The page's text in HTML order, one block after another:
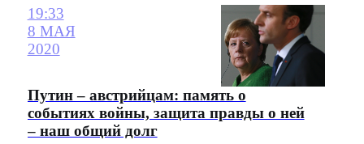
19:33
8 МАЯ
2020
Путин – австрийцам: память о
событиях войны, защита правды о ней
– наш общий долг